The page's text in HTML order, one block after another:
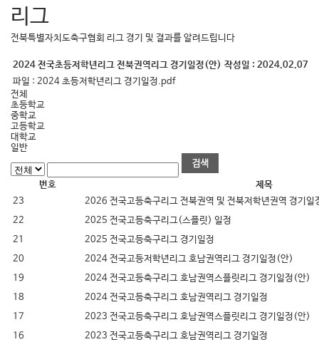
리그
전북특별자치도축구협회 리그 경기 및 결과를 알려드립니다
2024 전국초등저학년리그 전북권역리그 경기일정(안) 작성일 : 2024.02.07
파일 : 2024 초등저학년리그 경기일정.pdf
전체
초등학교
중학교
고등학교
대학교
일반
번호
제목
23
2026 전국고등축구리그 전북권역 및 전북저학년권역 경기일
22
2025 전국고등축구리그(스플릿) 일정
21
2025 전국고등축구리그 경기일정
20
2024 전국고등저학년리그 호남권역리그 경기일정(안)
19
2024 전국고등축구리그 호남권역스플릿리그 경기일정(안)
18
2024 전국고등축구리그 호남권역리그 경기일정
17
2023 전국고등축구리그 호남권역스플릿리그 경기일정(안)
16
2023 전국고등축구리그 호남권역리그 경기일정